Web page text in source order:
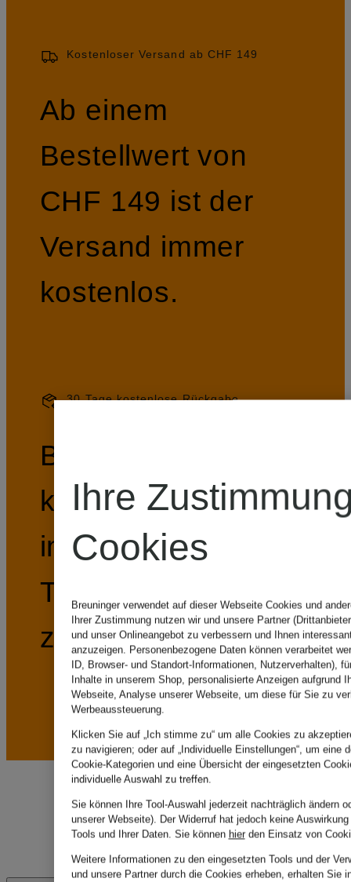
Kostenloser Versand ab CHF 149
Ab einem
Bestellwert von
CHF 149 ist der
Versand immer
kostenlos.
30 Tage kostenlose Rückgabe
Bestellungen
können Sie
innerhalb von 30
Tagen kostenlos
zurückschicken.
Ihre
Cookies
Breuninger verwendet auf dieser Webseite Cookies und
Ihrer Zustimmung nutzen wir und unsere Partner
und unser Onlineangebot zu verbessern und Ihnen
anzuzeigen. Personenbezogene Daten können verarbeitet
ID, Browser- und Standort-Informationen, Nutzerverhalten),
Inhalte in unserem Shop, personalisierte Anzeigen aufgrund
Webseite, Analyse unserer Webseite, um diese für Sie zu
Werbeaussteuerung.
Klicken Sie auf „Ich stimme zu“ um alle Cookies zu
zu navigieren; oder auf „Individuelle Einstellungen“, um eine
Cookie-Kategorien und eine Übersicht der eingesetzten
individuelle Auswahl zu treffen.
Sie können Ihre Tool-Auswahl jederzeit nachträglich ändern
unserer Webseite). Der Widerruf hat jedoch keine
Tools und Ihrer Daten. Sie können hierden Einsatz von
Weitere Informationen zu den eingesetzten Tools und der
und unsere Partner durch die Cookies erheben, erhalten Sie